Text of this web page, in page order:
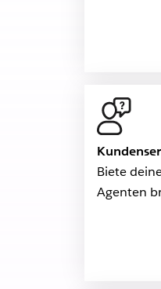
Biete
Agenten